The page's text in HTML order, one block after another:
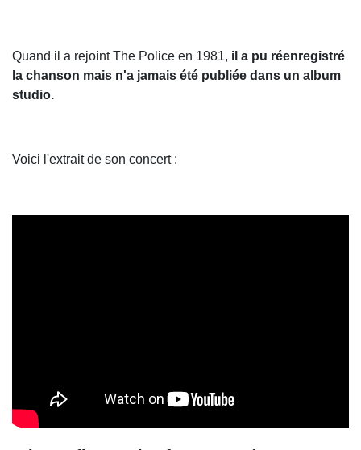
Quand il a rejoint The Police en 1981, il a pu réenregistré
la chanson mais n'a jamais été publiée dans un album
studio.
Voici l'extrait de son concert :